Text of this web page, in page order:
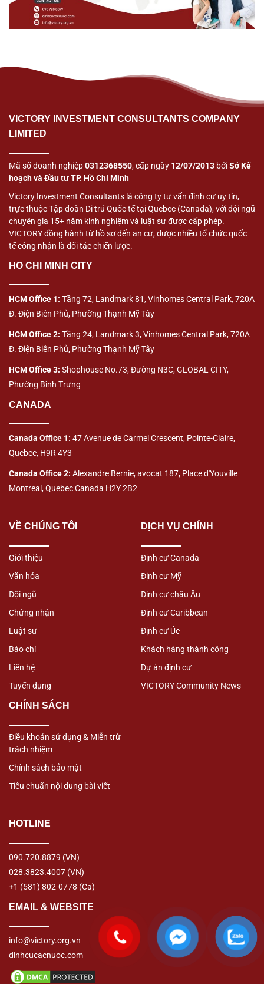
VICTORY INVESTMENT CONSULTANTS COMPANY
LIMITED
Mã số doanh nghiệp0312368550, cấp ngày 12/07/2013 bởiSở Kế
hoạch và Đầu tư TP. Hồ Chí Minh
Victory Investment Consultants là công ty tư vấn định cư uy tín,
trực thuộc Tập đoàn Di trú Quốc tế tại Quebec (Canada), với đội ngũ
chuyên gia 15+ năm kinh nghiệm và luật sư được cấp phép.
VICTORY đồng hành từ hồ sơ đến an cư, được nhiều tổ chức quốc
tế công nhận là đối tác chiến lược.
HO CHI MINH CITY
HCM Office 1: Tầng 72, Landmark 81, Vinhomes Central Park, 720A
Đ. Điện Biên Phủ, Phường Thạnh Mỹ Tây
HCM Office 2: Tầng 24, Landmark 3, Vinhomes Central Park, 720A
Đ. Điện Biên Phủ, Phường Thạnh Mỹ Tây
HCM Office 3: Shophouse No.73, Đường N3C, GLOBAL CITY,
Phường Bình Trưng
CANADA
Canada Office 1: 47 Avenue de Carmel Crescent, Pointe-Claire,
Quebec, H9R 4Y3
Canada Office 2: Alexandre Bernie, avocat 187, Place d'Youville
Montreal, Quebec Canada H2Y 2B2
VỀ CHÚNG TÔI
Giới thiệu
Văn hóa
Đội ngũ
Chứng nhận
Luật sư
Báo chí
Liên hệ
Tuyển dụng
CHÍNH SÁCH
Điều khoản sử dụng & Miễn trừ
trách nhiệm
Chính sách bảo mật
Tiêu chuẩn nội dung bài viết
DỊCH VỤ CHÍNH
Định cư Canada
Định cư Mỹ
Định cư châu Âu
Định cư Caribbean
Định cư Úc
Khách hàng thành công
Dự án định cư
VICTORY Community News
HOTLINE
090.720.8879 (VN)
028.3823.4007 (VN)
+1 (581) 802-0778 (Ca)
EMAIL & WEBSITE
info@victory.org.vn
dinhcucacnuoc.com